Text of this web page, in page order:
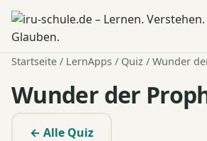
Startseite / LernApps / Quiz / Wunder
Wunder der
← Alle Quiz